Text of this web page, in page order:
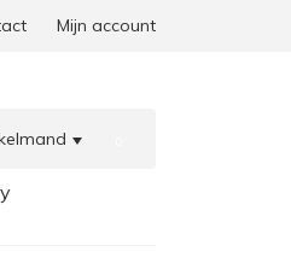
Mijn account